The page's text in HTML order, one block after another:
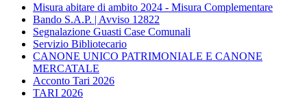
Misura abitare di ambito 2024 - Misura Complementare
Bando S.A.P. | Avviso 12822
Segnalazione Guasti Case Comunali
Servizio Bibliotecario
CANONE UNICO PATRIMONIALE E CANONE
MERCATALE
Acconto Tari 2026
TARI 2026